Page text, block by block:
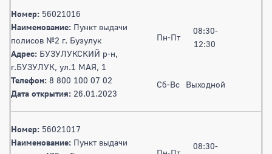
Номер: 56021016
Наименование: Пункт выдачи
полисов №2 г. Бузулук
Адрес: БУЗУЛУКСКИЙ р-н,
г.БУЗУЛУК, ул.1 МАЯ, 1
Телефон: 8 800 100 07 02
Дата открытия: 26.01.2023
Пн-Пт
08:30-
12:30
Сб-Вс Выходной
Номер: 56021017
Наименование: Пункт выдачи
08:30-